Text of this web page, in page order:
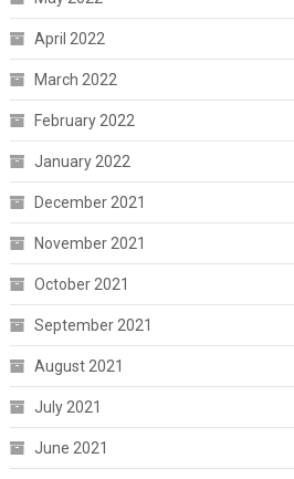
April 2022
March 2022
February 2022
January 2022
December 2021
November 2021
October 2021
September 2021
August 2021
July 2021
June 2021